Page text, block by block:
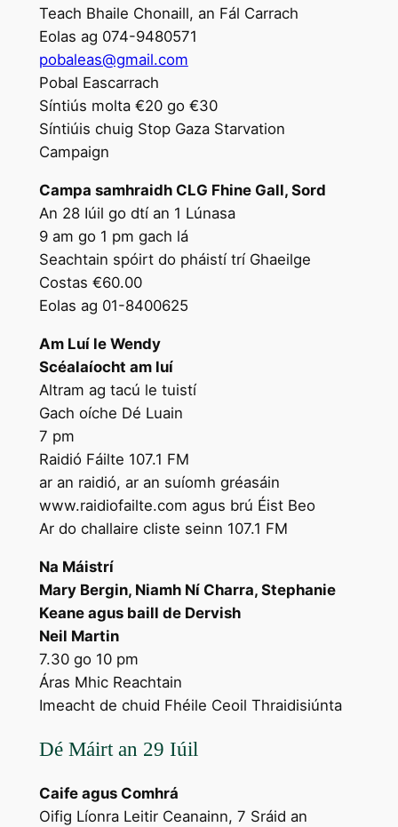
Teach Bhaile Chonaill, an Fál Carrach
Eolas ag 074-9480571
pobaleas@gmail.com
Pobal Eascarrach
Síntiús molta €20 go €30
Síntiúis chuig Stop Gaza Starvation
Campaign
Campa samhraidh CLG Fhine Gall, Sord
An 28 Iúil go dtí an 1 Lúnasa
9 am go 1 pm gach lá
Seachtain spóirt do pháistí trí Ghaeilge
Costas €60.00
Eolas ag 01-8400625
Am Luí le Wendy
Scéalaíocht am luí
Altram ag tacú le tuistí
Gach oíche Dé Luain
7 pm
Raidió Fáilte 107.1 FM
ar an raidió, ar an suíomh gréasáin
www.raidiofailte.com agus brú Éist Beo
Ar do challaire cliste seinn 107.1 FM
Na Máistrí
Mary Bergin, Niamh Ní Charra, Stephanie
Keane agus baill de Dervish
Neil Martin
7.30 go 10 pm
Áras Mhic Reachtain
Imeacht de chuid Fhéile Ceoil Thraidisiúnta
Dé Máirt an 29 Iúil
Caife agus Comhrá
Oifig Líonra Leitir Ceanainn, 7 Sráid an